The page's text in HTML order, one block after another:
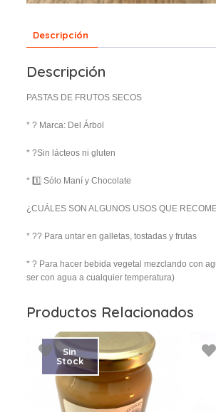
Descripción
Descripción
PASTAS DE FRUTOS SECOS
* ? Marca: Del Árbol
* ⁠?Sin lácteos ni gluten
* 1️⃣ ⁠Sólo Maní y Chocolate
¿CUÁLES SON ALGUNOS USOS QUE
* ?? ⁠Para untar en galletas, tostadas y frutas
* ⁠? Para hacer bebida vegetal mezclando con
ser con agua a cualquier temperatura)
Productos Relacionados
Sin
Stock